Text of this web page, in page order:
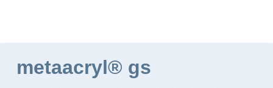
metaacryl® gs